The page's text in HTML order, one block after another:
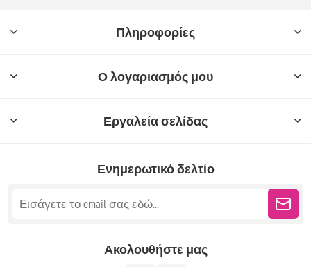
Πληροφορίες
Ο λογαριασμός μου
Εργαλεία σελίδας
Ενημερωτικό δελτίο
Ακολουθήστε μας